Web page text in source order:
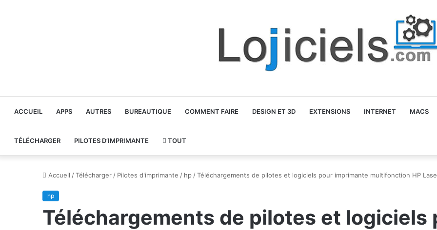
ACCUEIL APPS AUTRES BUREAUTIQUE COMMENT FAIRE DESIGN ET 3D EXTENSIONS INTERNET MACS
TÉLÉCHARGER PILOTES D’IMPRIMANTE TOUT
Accueil /Télécharger / Pilotes d'imprimante / hp /Téléchargements de pilotes et logiciels pour imprimante multifonction HP
hp
Téléchargements de pilotes et logiciels